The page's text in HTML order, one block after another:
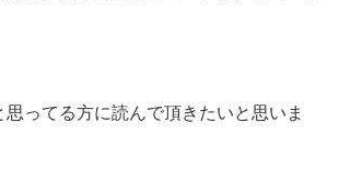
ってる方に読んで頂きたいと思いま